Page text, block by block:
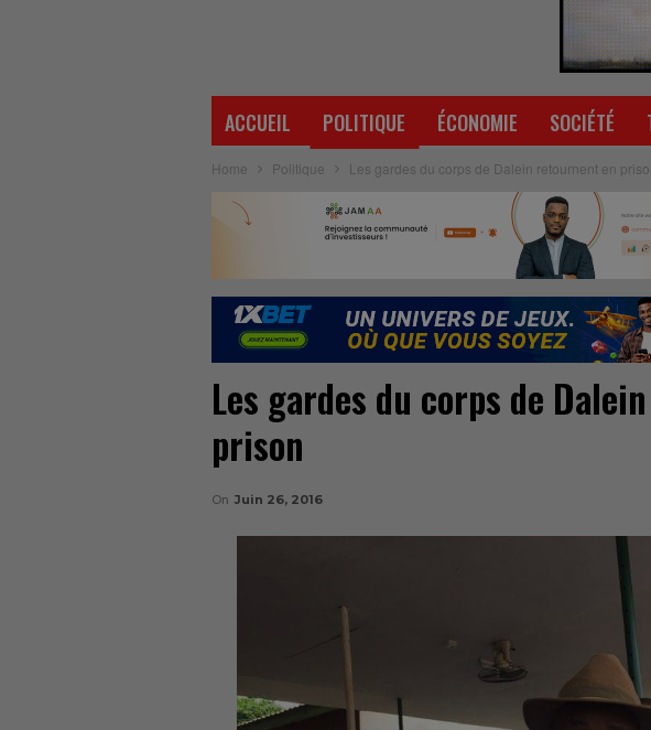
ACCUEIL POLITIQUE ÉCONOMIE SOCIÉTÉ
Home Politique Les gardes du corps de Dalein retournent en
Les gardes du corps de
prison
On Juin 26, 2016